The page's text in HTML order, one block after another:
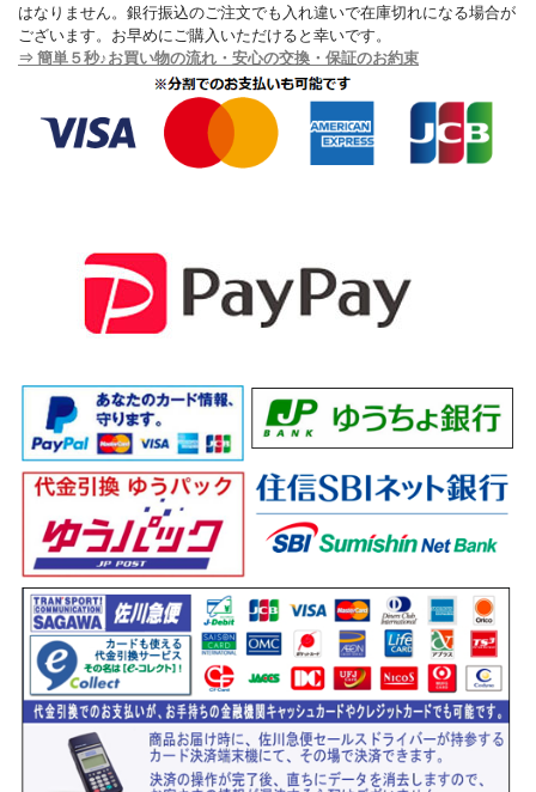
はなりません。銀行振込のご注文でも入れ違いで在庫切れになる場合が
ございます。お早めにご購入いただけると幸いです。
⇒ 簡単５秒♪お買い物の流れ・安心の交換・保証のお約束